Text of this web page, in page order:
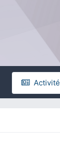
Activité